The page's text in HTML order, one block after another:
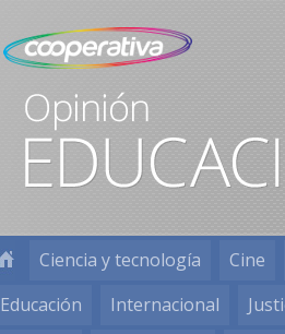
Ciencia y tecnología
Cine
Educación
Internacional